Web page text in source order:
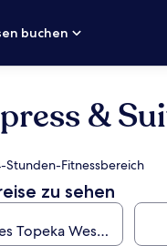
buchen
&
Stunden-Fitnessbereich
zu sehen